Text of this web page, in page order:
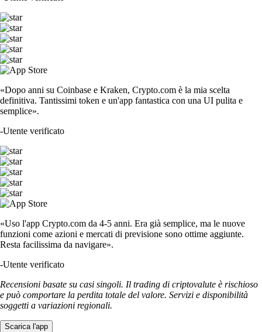
«Dopo anni su Coinbase e Kraken, Crypto.com è la mia scelta
definitiva. Tantissimi token e un'app fantastica con una UI pulita e
semplice».
-Utente verificato
«Uso l'app Crypto.com da 4-5 anni. Era già semplice, ma le nuove
funzioni come azioni e mercati di previsione sono ottime aggiunte.
Resta facilissima da navigare».
-Utente verificato
Recensioni basate su casi singoli. Il trading di criptovalute è rischioso
e può comportare la perdita totale del valore. Servizi e disponibilità
soggetti a variazioni regionali.
Scarica l'app